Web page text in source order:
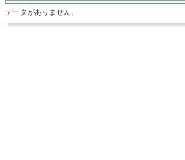
データがありません。